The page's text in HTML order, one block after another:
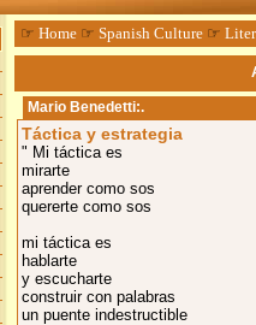
☞ Home☞ Spanish Culture☞
Mario Benedetti:.
Táctica y estrategia
" Mi táctica es
mirarte
aprender como sos
quererte como sos
mi táctica es
hablarte
y escucharte
construir con palabras
un puente indestructible